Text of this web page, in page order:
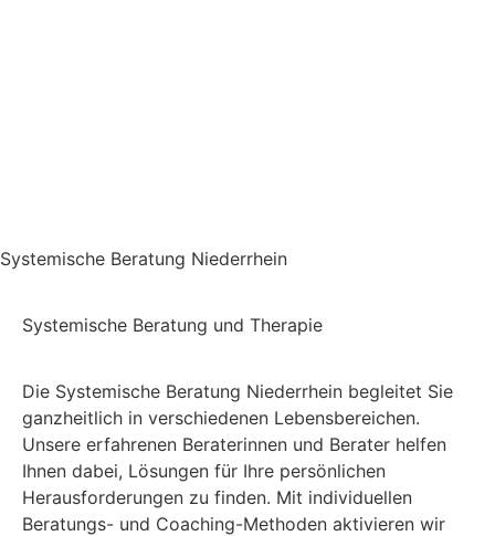
Systemische Beratung Niederrhein
Systemische Beratung und Therapie
Die Systemische Beratung Niederrhein begleitet Sie
ganzheitlich in verschiedenen Lebensbereichen.
Unsere erfahrenen Beraterinnen und Berater helfen
Ihnen dabei, Lösungen für Ihre persönlichen
Herausforderungen zu finden. Mit individuellen
Beratungs- und Coaching-Methoden aktivieren wir